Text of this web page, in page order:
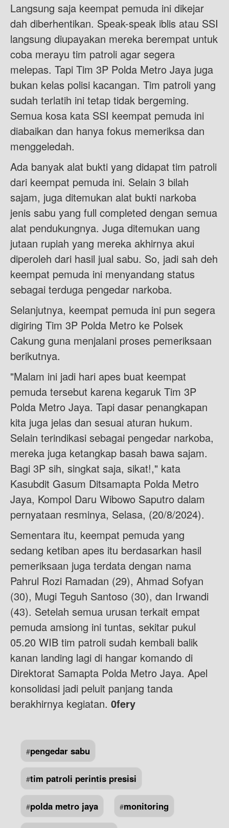
Langsung saja keempat pemuda ini dikejar
dah diberhentikan. Speak-speak iblis atau SSI
langsung diupayakan mereka berempat untuk
coba merayu tim patroli agar segera
melepas. Tapi Tim 3P Polda Metro Jaya juga
bukan kelas polisi kacangan. Tim patroli yang
sudah terlatih ini tetap tidak bergeming.
Semua kosa kata SSI keempat pemuda ini
diabaikan dan hanya fokus memeriksa dan
menggeledah.
Ada banyak alat bukti yang didapat tim patroli
dari keempat pemuda ini. Selain 3 bilah
sajam, juga ditemukan alat bukti narkoba
jenis sabu yang full completed dengan semua
alat pendukungnya. Juga ditemukan uang
jutaan rupiah yang mereka akhirnya akui
diperoleh dari hasil jual sabu. So, jadi sah deh
keempat pemuda ini menyandang status
sebagai terduga pengedar narkoba.
Selanjutnya, keempat pemuda ini pun segera
digiring Tim 3P Polda Metro ke Polsek
Cakung guna menjalani proses pemeriksaan
berikutnya.
"Malam ini jadi hari apes buat keempat
pemuda tersebut karena kegaruk Tim 3P
Polda Metro Jaya. Tapi dasar penangkapan
kita juga jelas dan sesuai aturan hukum.
Selain terindikasi sebagai pengedar narkoba,
mereka juga ketangkap basah bawa sajam.
Bagi 3P sih, singkat saja, sikat!," kata
Kasubdit Gasum Ditsamapta Polda Metro
Jaya, Kompol Daru Wibowo Saputro dalam
pernyataan resminya, Selasa, (20/8/2024).
Sementara itu, keempat pemuda yang
sedang ketiban apes itu berdasarkan hasil
pemeriksaan juga terdata dengan nama
Pahrul Rozi Ramadan (29), Ahmad Sofyan
(30), Mugi Teguh Santoso (30), dan Irwandi
(43). Setelah semua urusan terkait empat
pemuda amsiong ini tuntas, sekitar pukul
05.20 WIB tim patroli sudah kembali balik
kanan landing lagi di hangar komando di
Direktorat Samapta Polda Metro Jaya. Apel
konsolidasi jadi peluit panjang tanda
berakhirnya kegiatan. 0fery
#pengedar sabu
#tim patroli perintis presisi
#polda metro jaya #monitoring